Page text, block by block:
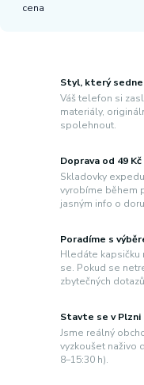
Styl, který sedne
Váš telefon si
materiály,
spolehnout.
Doprava od 49
Skladovky
vyrobíme během
jasným info o
Poradíme s
Hledáte kapsičku
se. Pokud se
zbytečných
Stavte se v
Jsme reálný
vyzkoušet naživo
8–15:30 h).
cena